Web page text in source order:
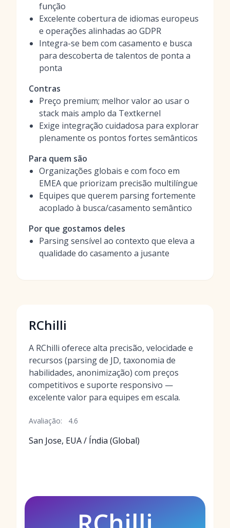
função
Excelente cobertura de idiomas europeus
e operações alinhadas ao GDPR
Integra-se bem com casamento e busca
para descoberta de talentos de ponta a
ponta
Contras
Preço premium; melhor valor ao usar o
stack mais amplo da Textkernel
Exige integração cuidadosa para explorar
plenamente os pontos fortes semânticos
Para quem são
Organizações globais e com foco em
EMEA que priorizam precisão multilíngue
Equipes que querem parsing fortemente
acoplado à busca/casamento semântico
Por que gostamos deles
Parsing sensível ao contexto que eleva a
qualidade do casamento a jusante
RChilli
A RChilli oferece alta precisão, velocidade e
recursos (parsing de JD, taxonomia de
habilidades, anonimização) com preços
competitivos e suporte responsivo —
excelente valor para equipes em escala.
Avaliação: 4.6
San Jose, EUA / Índia (Global)